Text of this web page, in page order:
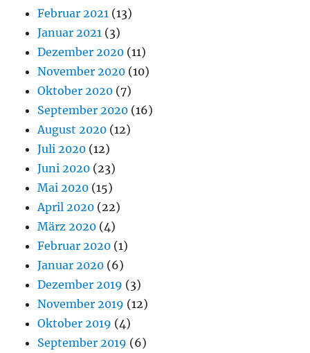
Februar 2021 (13)
Januar 2021 (3)
Dezember 2020 (11)
November 2020 (10)
Oktober 2020 (7)
September 2020 (16)
August 2020 (12)
Juli 2020 (12)
Juni 2020 (23)
Mai 2020 (15)
April 2020 (22)
März 2020 (4)
Februar 2020 (1)
Januar 2020 (6)
Dezember 2019 (3)
November 2019 (12)
Oktober 2019 (4)
September 2019 (6)